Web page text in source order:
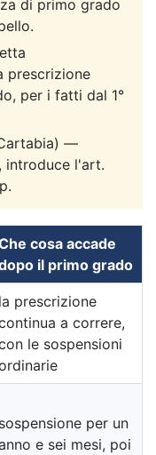
di primo grado
prescrizione
per i fatti dal 1°
—
introduce l'art.
cosa accade
il primo grado
la prescrizione
a correre,
le sospensioni
sospensione per un
e sei mesi, poi